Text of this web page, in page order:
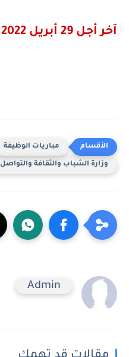
آخر أجل 29 أبريل 2022
مباريات الوظيفة
وزارة الشباب والثقافة والتواصل
Admin